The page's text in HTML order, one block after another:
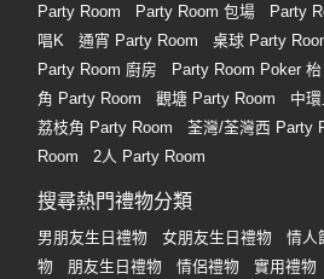
Party Room Party Room 包場 Party
唱K
通宵 Party Room 桌球 Party
Party Room 廚房
Party Room Poker 枱
角 Party Room
觀塘 Party Room 中
荔枝角 Party Room
荃灣/荃灣西 Party
Room
2人 Party Room
搜尋熱門禮物分類
男朋友生日禮物 女朋友生日禮物 情人
物
朋友生日禮物 情侶禮物 實用禮物